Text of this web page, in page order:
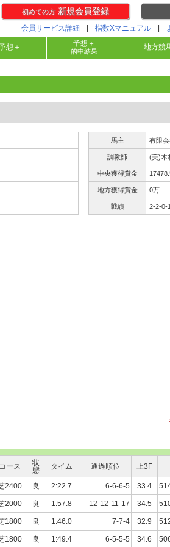
初めての方新規会員登録
会員サービス詳細 指数Xマニュアル
想＋ 予想＋
的中結果 地方競
馬主 有限
調教師 (美)
中央獲得賞金
地方獲得賞金 0万
戦績 2-2-0-1
コース
状
態
タイム 通過順位 上3F
2400 良 2:22.7 6-6-6-5 33.4
2000 良 1:57.8 12-12-11-17 34.5
1800 良 1:46.0 7-7-4 32.9
1800 良 1:49.4 6-5-5-5 34.6